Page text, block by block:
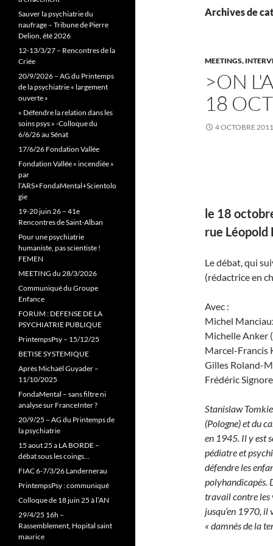
Archives de
MEETINGS,
>ON
18
4 OCTOBRE 2011
le 18
rue Léopold
Le débat, qui
(rédactrice en
Avec :
Michel
Michelle Anker
Marcel-Francis
Gilles Roland-
Frédéric
Stanislaw
(Pologne) et du
en 1945. Il y est
pédiatre et
défendre les
polyhandicapés.
travail contre les
jusqu’en 1970, il
« damnés de la
Sauver la psychiatrie du
naufrage – Tribune de Pierre
Delion, été 2026
12-13/3/27 – Rencontres de la
Criée
20/9/2026 – AG du Printemps
de la psychiatrie « largement
ouverte »
« Défendre la relation dans les
soins psys » -Colloque du
6/6/26 au Sénat
17/6/26 Fondation Vallée
Fondation Vallée « incendiée »
par
l’ARS+FondaMental+Scientolo
gie
19-20 juin 26 – 41e
Rencontres de Saint-Alban
Pour une psychiatrie
humaniste, pas scientiste !
FEMEN
MEETING du 28/3/2026
Communiqué du Groupe
Enfance
FORUM : DEFENSE DE LA
PSYCHIATRIE PUBLIQUE
PrintempsPsy – 15/12/25
BETISE SYSTEMIQUE
Après Michaël Guyader –
11/10/2025
FondaMental – sans filtre ni
analyse sur FranceInter ?
20/9/25 – AG du Printemps de
la psychiatrie
15 aout 25 a LA BORDE –
débat sous les coings…
FIAC 6-7/3/26 Landernerau
PrintempsPsy : communiqué
Colloque de 18 juin 25 à l’AN
29/4/25 16h –
Rassemblement, Hopital saint
maurice